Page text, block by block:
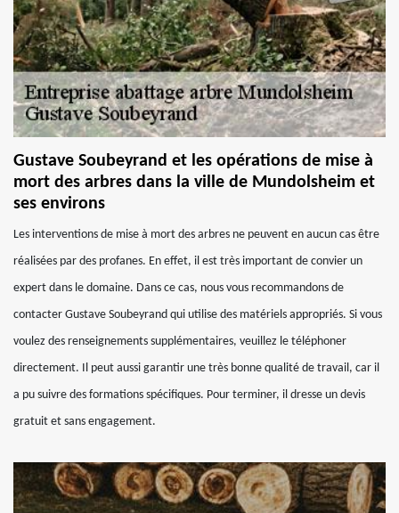
Gustave Soubeyrand et les opérations de mise à
mort des arbres dans la ville de Mundolsheim et
ses environs
Les interventions de mise à mort des arbres ne peuvent en aucun cas être
réalisées par des profanes. En effet, il est très important de convier un
expert dans le domaine. Dans ce cas, nous vous recommandons de
contacter Gustave Soubeyrand qui utilise des matériels appropriés. Si vous
voulez des renseignements supplémentaires, veuillez le téléphoner
directement. Il peut aussi garantir une très bonne qualité de travail, car il
a pu suivre des formations spécifiques. Pour terminer, il dresse un devis
gratuit et sans engagement.